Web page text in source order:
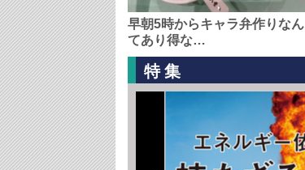
早朝5時からキャラ弁作りなん
てあり得な…
特集